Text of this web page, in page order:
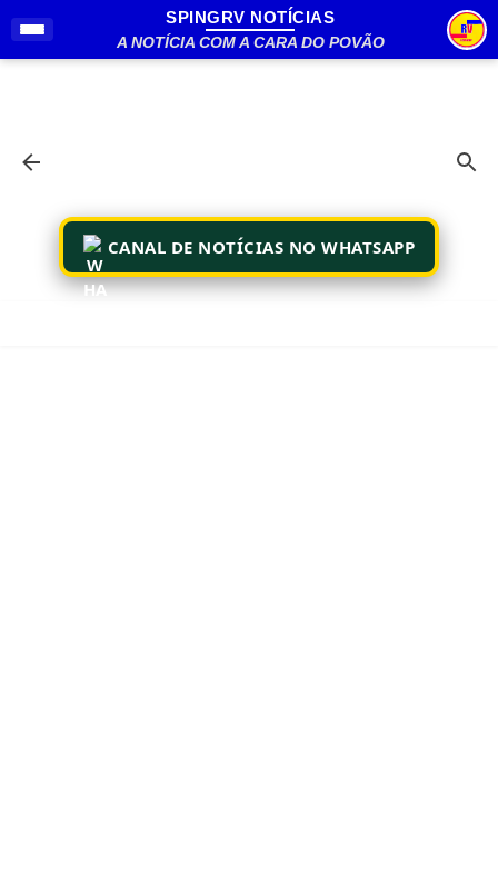
Pular para o conteúdo principal
SPINGRV NOTÍCIAS
A NOTÍCIA COM A CARA DO POVÃO
CANAL DE NOTÍCIAS NO WHATSAPP